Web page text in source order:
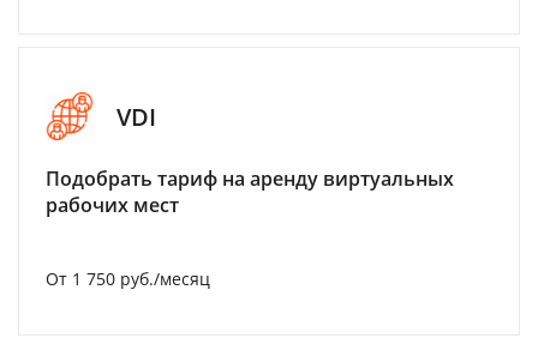
VDI
Подобрать тариф на аренду виртуальных
рабочих мест
От 1 750 руб./месяц